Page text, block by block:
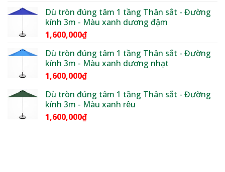
5 sao
từ
1,600,000₫
Dù tròn đúng tâm 1 tầng Thân sắt - Đường
kính 3m - Màu xanh dương đậm
1,600,000₫
Dù tròn đúng tâm 1 tầng Thân sắt - Đường
kính 3m - Màu xanh dương nhạt
1,600,000₫
Dù tròn đúng tâm 1 tầng Thân sắt - Đường
kính 3m - Màu xanh rêu
1,600,000₫